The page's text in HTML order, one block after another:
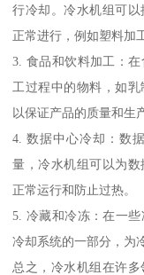
行冷却。冷水机组可
正常进行，例如塑料加
3. 食品和饮料加工：
工过程中的物料，如
以保证产品的质量和生
4. 数据中心冷却：数
量，冷水机组可以为
正常运行和防止过热。
5. 冷藏和冷冻：在一
冷却系统的一部分，为
总之，冷水机组在许